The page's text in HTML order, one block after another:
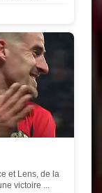
et Lens, de la
victoire ...